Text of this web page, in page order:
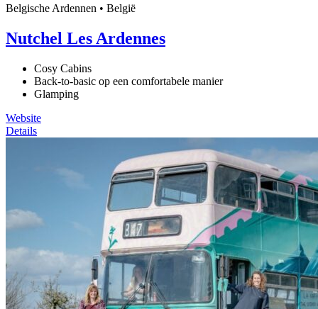
Belgische Ardennen • België
Nutchel Les Ardennes
Cosy Cabins
Back-to-basic op een comfortabele manier
Glamping
Website
Details